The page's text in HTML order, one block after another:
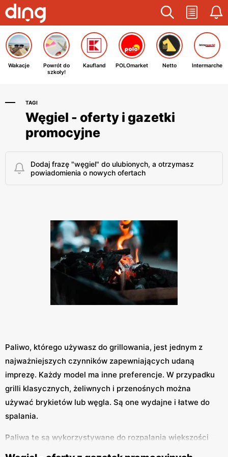
Wakacje
Powrót do
szkoły!
Kaufland POLOmarket Netto Intermarche
TAGI
Węgiel - oferty i gazetki
promocyjne
Dodaj frazę "węgiel" do ulubionych, a otrzymasz
powiadomienia o nowych ofertach
Paliwo, którego używasz do grillowania, jest jednym z
najważniejszych czynników zapewniających udaną
imprezę. Każdy model ma inne preferencje. W przypadku
grilli klasycznych, żeliwnych i przenośnych można
używać brykietów lub węgla. Są one wydajne i łatwe do
spalania.
Paliwa te są wykorzystywane do rozpalania większości
rusztów, na których powstają pyszne dania na świeżym